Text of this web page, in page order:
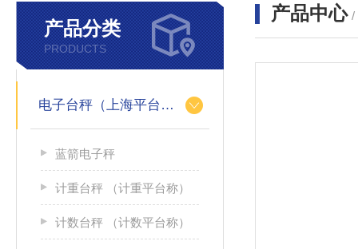
产品分类
PRODUCTS
电子台秤（上海平台称）
蓝箭电子秤
计重台秤 （计重平台称）
计数台秤 （计数平台称）
产品中心 /